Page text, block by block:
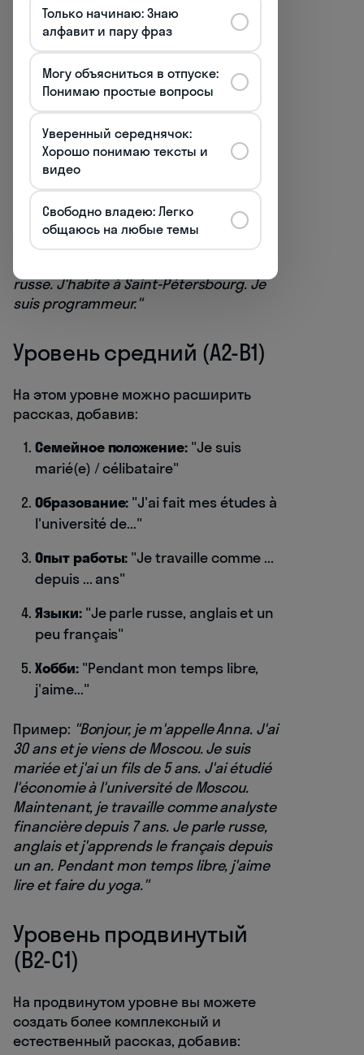
Приветствие:"Bonjour! / Salut!"
Имя:
Возраст:"J'ai ... ans"
Происхождение:"Je viens de
Russie / de Moscou"
Профессия/занятие:"Je suis
étudiant(e) / professeur"
Пример простого рассказа:"Bonjour!
russe. J'habite à Saint-Pétersbourg. Je
suis programmeur."
Уровень средний (A2-B1)
На этом уровне можно расширить
рассказ, добавив:
Семейное положение: "Je suis
marié(e) / célibataire"
Образование: "J'ai fait mes études à
l'université de..."
Опыт работы: "Je travaille comme ...
depuis ... ans"
Языки:"Je parle russe, anglais et un
peu français"
Хобби:"Pendant mon temps libre,
j'aime..."
Пример: "Bonjour, je m'appelle Anna. J'ai
30 ans et je viens de Moscou. Je suis
mariée et j'ai un fils de 5 ans. J'ai étudié
l'économie à l'université de Moscou.
Maintenant, je travaille comme analyste
financière depuis 7 ans. Je parle russe,
anglais et j'apprends le français depuis
un an. Pendant mon temps libre, j'aime
lire et faire du yoga."
Уровень продвинутый
(B2-C1)
На продвинутом уровне вы можете
создать более комплексный и
естественный рассказ, добавив:
Только начинаю: Знаю
алфавит и пару фраз
Могу объясниться в отпуске:
Понимаю простые вопросы
Уверенный середнячок:
Хорошо понимаю тексты и
видео
Свободно владею: Легко
общаюсь на любые темы